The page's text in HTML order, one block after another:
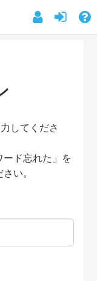
してくださ
ード忘れた」を
い。